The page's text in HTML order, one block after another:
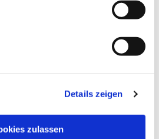
Details zeigen
zulassen